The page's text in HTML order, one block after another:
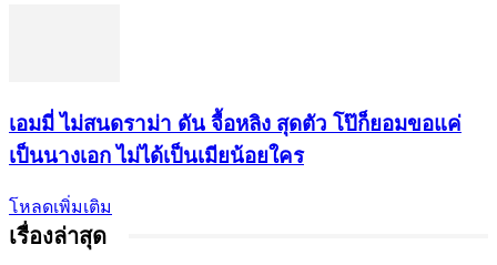
เอมมี่ ไม่สนดราม่า ดัน จื้อหลิง สุดตัว โป๊ก็ยอมขอแค่
เป็นนางเอก ไม่ได้เป็นเมียน้อยใคร
โหลดเพิ่มเติม
เรื่องล่าสุด